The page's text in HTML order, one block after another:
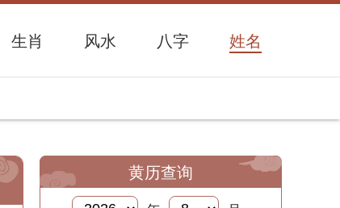
生肖 风水 八字 姓名
黄历查询